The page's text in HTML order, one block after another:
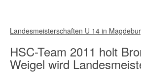
Landesmeisterschaften U 14 in
HSC-Team 2011 holt
Weigel wird